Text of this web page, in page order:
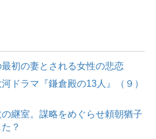
最初の妻とされる女性の悲恋
ドラマ『鎌倉殿の13人』（９）
の継室。謀略をめぐらせ頼朝猶子
？